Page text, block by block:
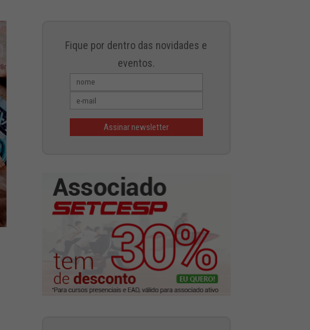
Fique por dentro das novidades e
eventos.